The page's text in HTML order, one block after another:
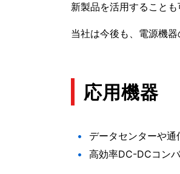
新製品を活用することも
当社は今後も、電源機
応用機器
データセンターや
高効率DC-DCコン